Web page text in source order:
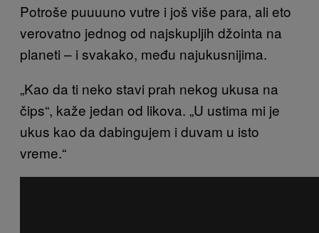
Potroše puuuuno vutre i još više para, ali eto
verovatno jednog od najskupljih džointa na
planeti – i svakako, među najukusnijima.
„Kao da ti neko stavi prah nekog ukusa na
čips“, kaže jedan od likova. „U ustima mi je
ukus kao da dabingujem i duvam u isto
vreme.“